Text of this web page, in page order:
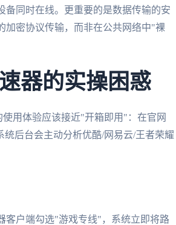
备同时在线。更重要的是数据传输的安
加密协议传输，而非在公共网络中"裸
器的实操困惑
用体验应该接近"开箱即用"：在官网
后台会主动分析优酷/网易云/王者荣耀
客户端勾选"游戏专线"，系统立即将路